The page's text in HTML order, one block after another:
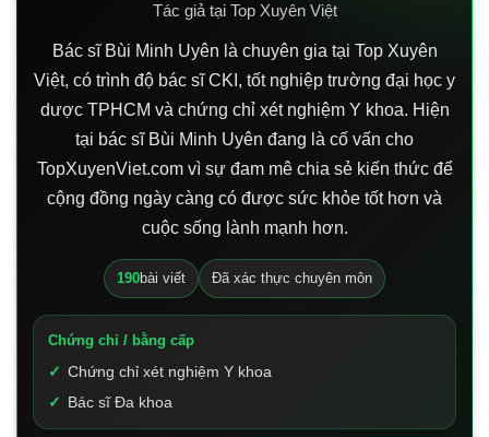
Tác giả tại Top Xuyên Việt
Bác sĩ Bùi Minh Uyên là chuyên gia tại Top Xuyên
Việt, có trình độ bác sĩ CKI, tốt nghiệp trường đại học y
dược TPHCM và chứng chỉ xét nghiệm Y khoa. Hiện
tại bác sĩ Bùi Minh Uyên đang là cố vấn cho
TopXuyenViet.com vì sự đam mê chia sẻ kiến thức để
cộng đồng ngày càng có được sức khỏe tốt hơn và
cuộc sống lành mạnh hơn.
190bài viết Đã xác thực chuyên môn
Chứng chỉ / bằng cấp
Chứng chỉ xét nghiệm Y khoa
Bác sĩ Đa khoa